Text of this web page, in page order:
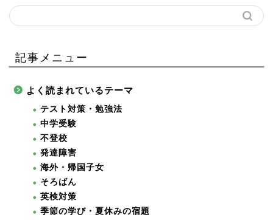
記事メニュー
よく読まれているテーマ
テスト対策・勉強法
中学受験
不登校
発達障害
海外・帰国子女
そろばん
英検対策
季節の学び・夏休みの宿題